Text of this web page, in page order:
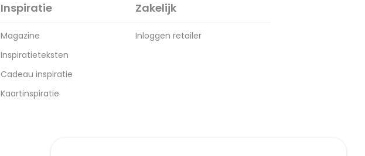
Inspiratie
Magazine
Inspiratieteksten
Cadeau inspiratie
Kaartinspiratie
Zakelijk
Inloggen retailer